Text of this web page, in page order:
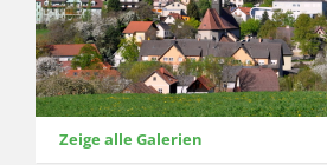
Zeige alle Galerien